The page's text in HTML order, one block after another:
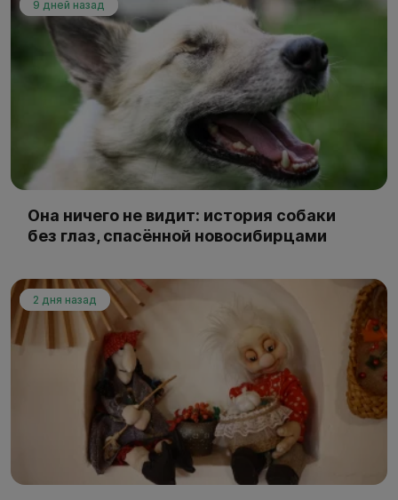
9 дней назад
Она ничего не видит: история собаки
без глаз, спасённой новосибирцами
2 дня назад